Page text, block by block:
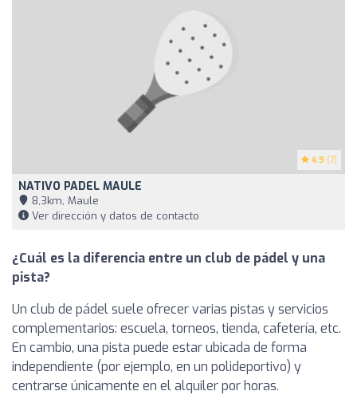
4.9 (7)
NATIVO PADEL MAULE
8,3km, Maule
Ver dirección y datos de contacto
¿Cuál es la diferencia entre un club de pádel y una
pista?
Un club de pádel suele ofrecer varias pistas y servicios
complementarios: escuela, torneos, tienda, cafetería, etc.
En cambio, una pista puede estar ubicada de forma
independiente (por ejemplo, en un polideportivo) y
centrarse únicamente en el alquiler por horas.